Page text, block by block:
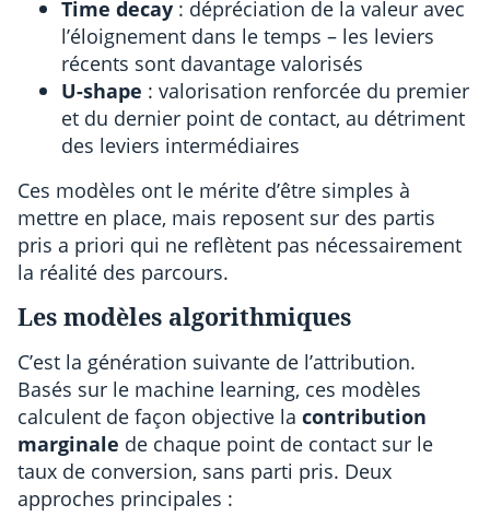
Time decay : dépréciation de la valeur avec
l’éloignement dans le temps – les leviers
récents sont davantage valorisés
U-shape : valorisation renforcée du premier
et du dernier point de contact, au détriment
des leviers intermédiaires
Ces modèles ont le mérite d’être simples à
mettre en place, mais reposent sur des partis
pris a priori qui ne reflètent pas nécessairement
la réalité des parcours.
Les modèles algorithmiques
C’est la génération suivante de l’attribution.
Basés sur le machine learning, ces modèles
calculent de façon objective la contribution
marginale de chaque point de contact sur le
taux de conversion, sans parti pris. Deux
approches principales :